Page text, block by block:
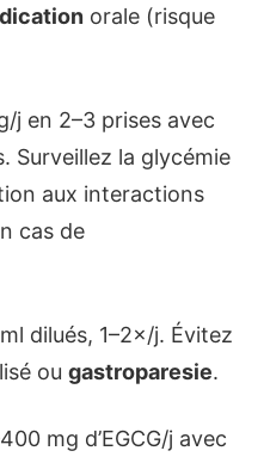
orale (risque
j en 2–3 prises avec
Surveillez la glycémie
aux interactions
cas de
dilués, 1–2×/j. Évitez
ou gastroparesie.
mg d’EGCG/j avec